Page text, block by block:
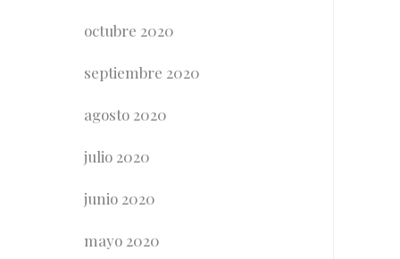
octubre 2020
septiembre 2020
agosto 2020
julio 2020
junio 2020
mayo 2020